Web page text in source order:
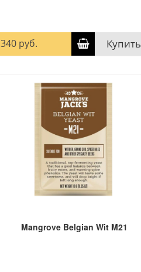
340 руб. Купить
Mangrove Belgian Wit M21